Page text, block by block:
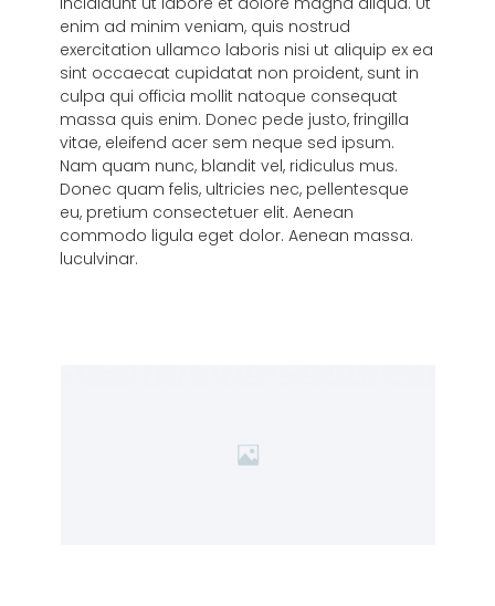
enim ad minim veniam, quis nostrud
exercitation ullamco laboris nisi ut aliquip ex ea
sint occaecat cupidatat non proident, sunt in
culpa qui officia mollit natoque consequat
massa quis enim. Donec pede justo, fringilla
vitae, eleifend acer sem neque sed ipsum.
Nam quam nunc, blandit vel, ridiculus mus.
Donec quam felis, ultricies nec, pellentesque
eu, pretium consectetuer elit. Aenean
commodo ligula eget dolor. Aenean massa.
luculvinar.